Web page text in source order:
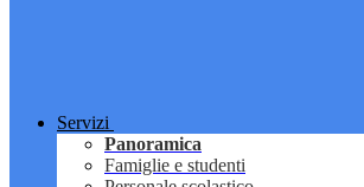
Servizi
Panoramica
Famiglie e studenti